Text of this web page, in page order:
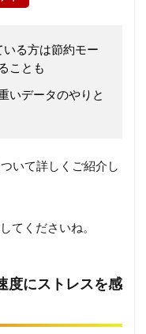
いる方は節約モー
ことも
いデータのやりと
いて詳しくご紹介し
てくださいね。
度にストレスを感